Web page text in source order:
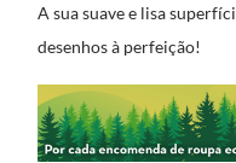
A sua suave e lisa
desenhos à perfeição!